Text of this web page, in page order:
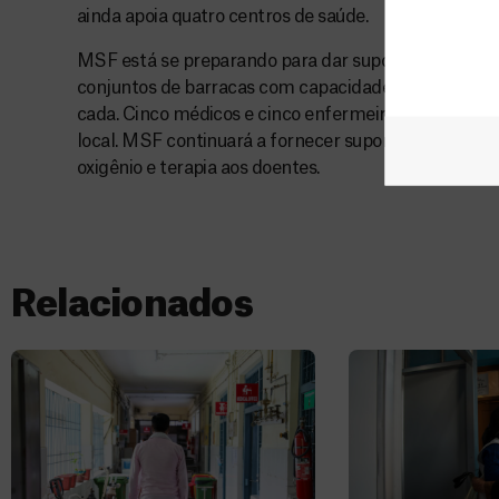
ainda apoia quatro centros de saúde.
MSF está se preparando para dar suporte no
conjuntos de barracas com capacidade para 1.000
cada. Cinco médicos e cinco enfermeiros já foram
local. MSF continuará a fornecer suporte médico e
oxigênio e terapia aos doentes.
Relacionados